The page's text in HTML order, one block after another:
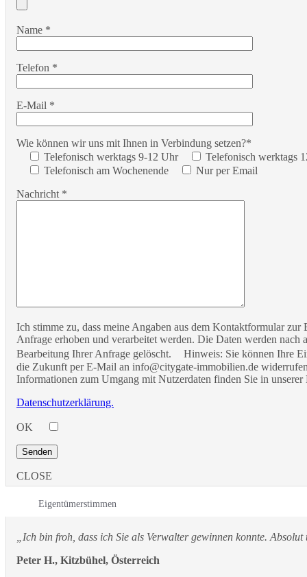
Name *
Telefon *
E-Mail *
Wie können wir uns mit Ihnen in Verbindung setzen?*
Telefonisch werktags 9-12 Uhr
Telefonisch werktags
Telefonisch am Wochenende
Nur per Email
Nachricht *
Ich stimme zu, dass meine Angaben aus dem Kontaktformular zur
Anfrage erhoben und verarbeitet werden. Die Daten werden nach
Bearbeitung Ihrer Anfrage gelöscht. Hinweis: Sie können Ihre
die Zukunft per E-Mail an info@citygate-immobilien.de
Informationen zum Umgang mit Nutzerdaten finden Sie in unserer
Datenschutzerklärung.
OK
CLOSE
Eigentümerstimmen
„Ich bin froh, dass ich Sie als Verwalter gewinnen konnte.
Peter H., Kitzbühel, Österreich